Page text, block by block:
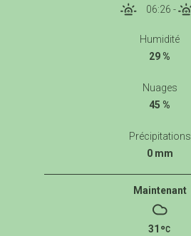
06:26 -
Humidité
29 %
Nuages
45 %
Précipitations
0 mm
Maintenant
31